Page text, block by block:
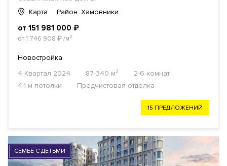
Карта
Район: Хамовники
от 151 981 000 ₽
от 1 746 908 ₽/м²
Новостройка
4 Квартал 2024
87-340 м²
2-6 комнат
4.1 м потолки
Предчистовая отделка
15 ПРЕДЛОЖЕНИЙ
СЕМЬЕ С ДЕТЬМИ